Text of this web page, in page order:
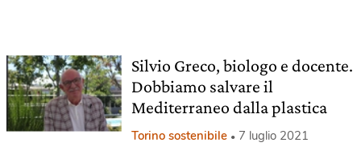
Silvio Greco, biologo e docente.
Dobbiamo salvare il
Mediterraneo dalla plastica
Torino sostenibile 7 luglio 2021